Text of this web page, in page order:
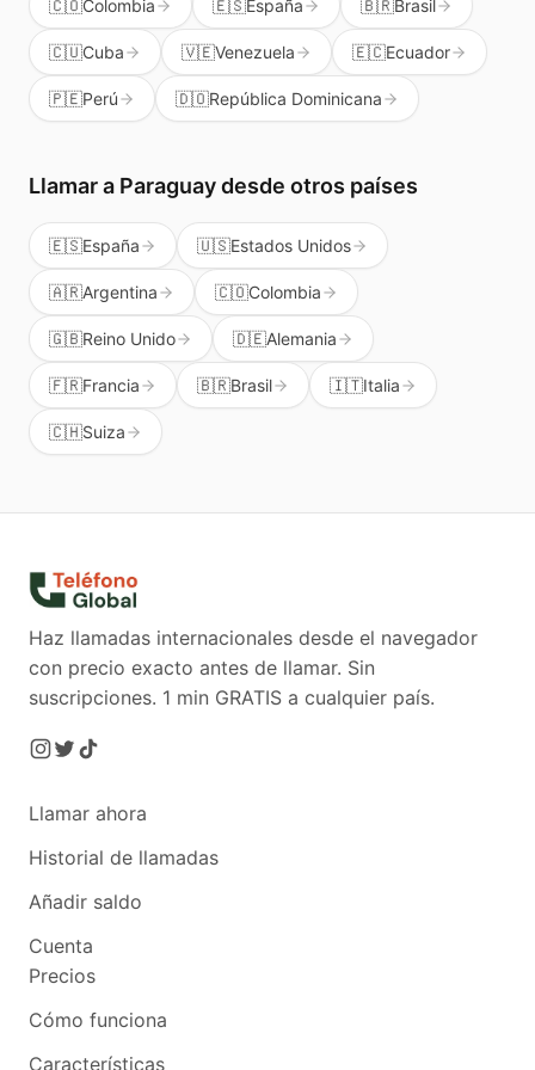
🇨🇴Colombia 🇪🇸España 🇧🇷Brasil
🇨🇺Cuba 🇻🇪Venezuela 🇪🇨Ecuador
🇵🇪Perú 🇩🇴República Dominicana
Llamar a Paraguaydesde otros países
🇪🇸España 🇺🇸Estados Unidos
🇦🇷Argentina 🇨🇴Colombia
🇬🇧Reino Unido 🇩🇪Alemania
🇫🇷Francia 🇧🇷Brasil 🇮🇹Italia
🇨🇭Suiza
Haz llamadas internacionales desde el navegador
con precio exacto antes de llamar. Sin
suscripciones. 1 min GRATIS a cualquier país.
Llamar ahora
Historial de llamadas
Añadir saldo
Cuenta
Precios
Cómo funciona
Características